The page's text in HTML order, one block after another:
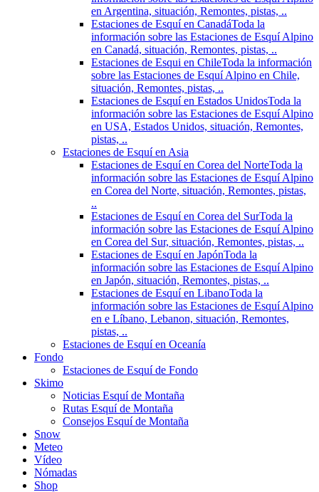
en Argentina, situación, Remontes, pistas, ..
Estaciones de Esquí en CanadáToda la
información sobre las Estaciones de Esquí Alpino
en Canadá, situación, Remontes, pistas, ..
Estaciones de Esqui en ChileToda la información
sobre las Estaciones de Esquí Alpino en Chile,
situación, Remontes, pistas, ..
Estaciones de Esquí en Estados UnidosToda la
información sobre las Estaciones de Esquí Alpino
en USA, Estados Unidos, situación, Remontes,
pistas, ..
Estaciones de Esquí en Asia
Estaciones de Esquí en Corea del NorteToda la
información sobre las Estaciones de Esquí Alpino
en Corea del Norte, situación, Remontes, pistas,
..
Estaciones de Esquí en Corea del SurToda la
información sobre las Estaciones de Esquí Alpino
en Corea del Sur, situación, Remontes, pistas, ..
Estaciones de Esquí en JapónToda la
información sobre las Estaciones de Esquí Alpino
en Japón, situación, Remontes, pistas, ..
Estaciones de Esquí en LibanoToda la
información sobre las Estaciones de Esquí Alpino
en e Líbano, Lebanon, situación, Remontes,
pistas, ..
Estaciones de Esquí en Oceanía
Fondo
Estaciones de Esquí de Fondo
Skimo
Noticias Esquí de Montaña
Rutas Esquí de Montaña
Consejos Esquí de Montaña
Snow
Meteo
Vídeo
Nómadas
Shop